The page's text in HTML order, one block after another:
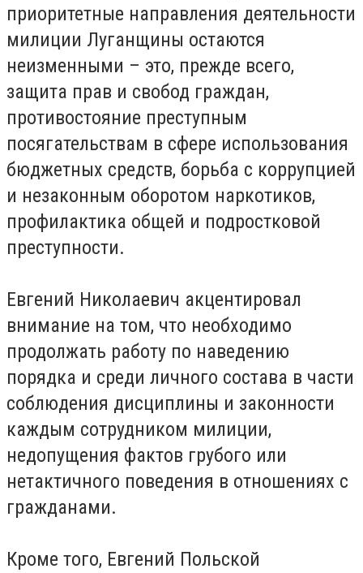
приоритетные направления деятельности
милиции Луганщины остаются
неизменными – это, прежде всего,
защита прав и свобод граждан,
противостояние преступным
посягательствам в сфере использования
бюджетных средств, борьба с коррупцией
и незаконным оборотом наркотиков,
профилактика общей и подростковой
преступности.
Евгений Николаевич акцентировал
внимание на том, что необходимо
продолжать работу по наведению
порядка и среди личного состава в части
соблюдения дисциплины и законности
каждым сотрудником милиции,
недопущения фактов грубого или
нетактичного поведения в отношениях с
гражданами.
Кроме того, Евгений Польской